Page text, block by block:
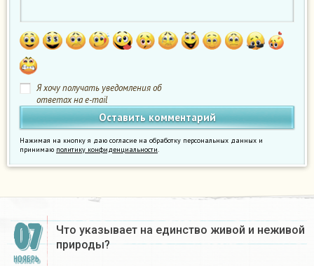
Я хочу получать уведомления об
ответах на e-mail
Нажимая на кнопку я даю согласие на обработку персональных данных и
принимаю политику конфиденциальности.
07
НОЯБРЬ
Что указывает на единство живой и неживой
природы?​